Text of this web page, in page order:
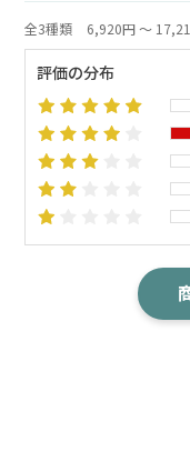
全3種類 6,920円 ～
評価の分布